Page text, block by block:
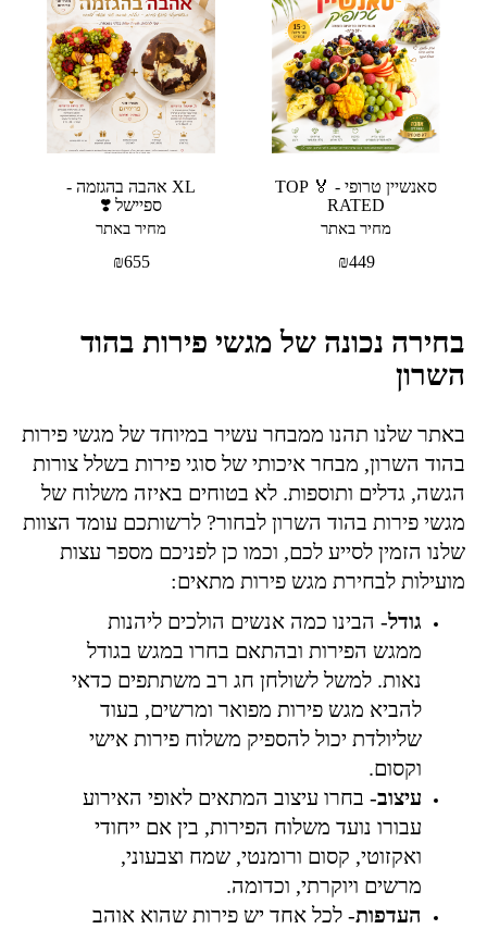
סאנשיין טרופי - 🏅 TOP
RATED
מחיר באתר
₪449
XL אהבה בהגזמה -
ספיישל ❣️
מחיר באתר
₪655
בחירה נכונה של מגשי פירות בהוד
השרון
באתר שלנו תהנו ממבחר עשיר במיוחד של מגשי פירות
בהוד השרון, מבחר איכותי של סוגי פירות בשלל צורות
הגשה, גדלים ותוספות. לא בטוחים באיזה משלוח של
מגשי פירות בהוד השרון לבחור? לרשותכם עומד הצוות
שלנו הזמין לסייע לכם, וכמו כן לפניכם מספר עצות
מועילות לבחירת מגש פירות מתאים:
גודל- הבינו כמה אנשים הולכים ליהנות
ממגש הפירות ובהתאם בחרו במגש בגודל
נאות. למשל לשולחן חג רב משתתפים כדאי
להביא מגש פירות מפואר ומרשים, בעוד
שליולדת יכול להספיק משלוח פירות אישי
וקסום.
עיצוב- בחרו עיצוב המתאים לאופי האירוע
עבורו נועד משלוח הפירות, בין אם ייחודי
ואקזוטי, קסום ורומנטי, שמח וצבעוני,
מרשים ויוקרתי, וכדומה.
העדפות- לכל אחד יש פירות שהוא אוהב